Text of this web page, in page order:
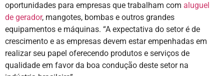
oportunidades para empresas que trabalham com aluguel
de gerador, mangotes, bombas e outros grandes
equipamentos e máquinas. “A expectativa do setor é de
crescimento e as empresas devem estar empenhadas em
realizar seu papel oferecendo produtos e serviços de
qualidade em favor da boa condução deste setor na